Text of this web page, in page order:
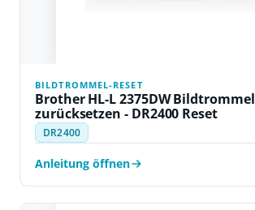
BILDTROMMEL-RESET
Brother HL-L 2375DW Bildtrommel
zurücksetzen - DR2400 Reset
DR2400
Anleitung öffnen